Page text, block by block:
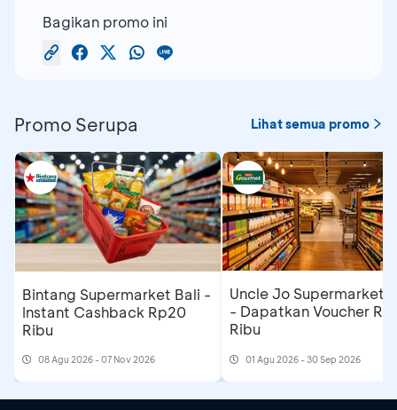
Bagikan promo ini
Promo Serupa Lihat semua promo
Bintang Supermarket Bali -
Instant Cashback Rp20
Ribu
08 Agu 2026 - 07 Nov 2026
Uncle Jo Supermarket
- Dapatkan Voucher
Ribu
01 Agu 2026 - 30 Sep 2026